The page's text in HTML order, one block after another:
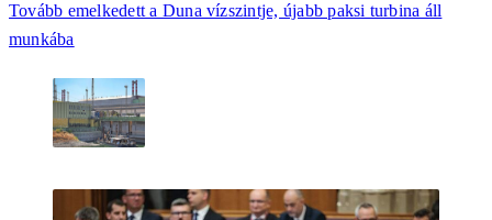
Tovább emelkedett a Duna vízszintje, újabb paksi turbina áll
munkába